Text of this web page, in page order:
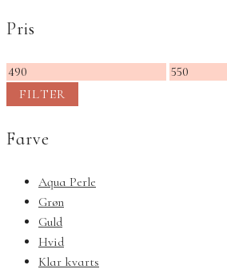
Pris
Mindste
pris
Højeste
FILTER
Farve
Aqua Perle
Grøn
Guld
Hvid
Klar kvarts